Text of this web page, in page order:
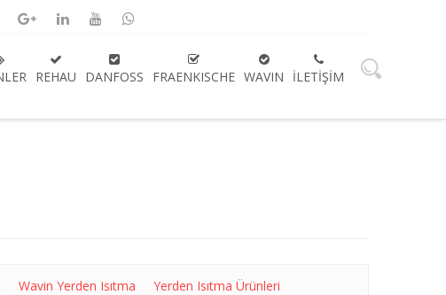
REHAU DANFOSS FRAENKISCHE WAVIN İLETIŞIM
Wavin Yerden Isıtma
Yerden Isıtma Ürünleri